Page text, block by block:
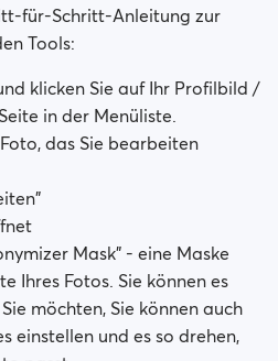
für-Schritt-Anleitung zur
Tools:
klicken Sie auf Ihr Profilbild /
in der Menüliste.
das Sie bearbeiten
Mask" - eine Maske
Ihres Fotos. Sie können es
möchten, Sie können auch
einstellen und es so drehen,